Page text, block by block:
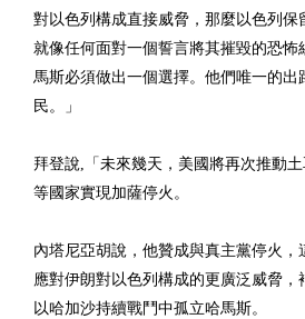
對以色列構成直接威脅，那麼以色列
就像任何面對一個誓言將其摧毀的恐
馬斯必須做出一個選擇。他們唯一的
民。」
拜登說,「未來幾天，美國將再次推動
等國家實現加薩停火。
內塔尼亞胡說，他贊成與真主黨停火
應對伊朗對以色列構成的更廣泛威脅
以哈加沙持續戰鬥中孤立哈馬斯。